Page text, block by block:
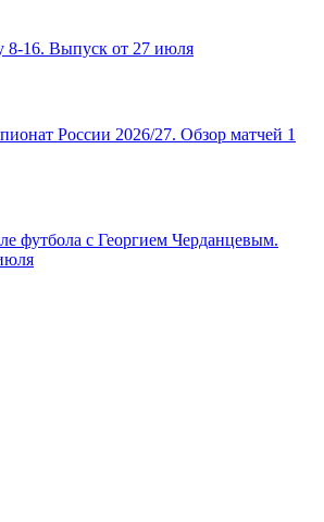
8-16. Выпуск от 27 июля
России 2026/27. Обзор матчей 1
футбола с Георгием Черданцевым.